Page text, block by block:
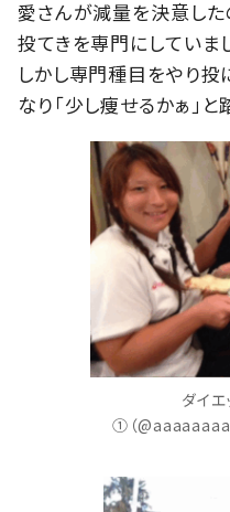
愛さんが減量を決意し
投てきを専門にしていま
しかし専門種目をやり
なり「少し痩せるかぁ」
ダイエ
①（